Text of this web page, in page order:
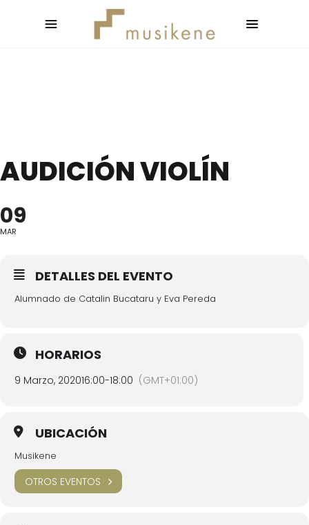
AUDICIÓN VIOLÍN
09
MAR
DETALLES DEL EVENTO
Alumnado de Catalin Bucataru y Eva Pereda
HORARIOS
9 Marzo, 202016:00-18:00 (GMT+01:00)
UBICACIÓN
Musikene
OTROS EVENTOS